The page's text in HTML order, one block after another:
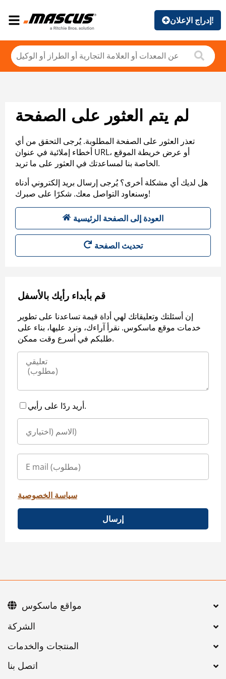
إدراج الإعلان!
لم يتم العثور على الصفحة
تعذر العثور على الصفحة المطلوبة. يُرجى التحقق من أي
أخطاء إملائية في عنوان URL، أو عرض خريطة الموقع
الخاصة بنا لمساعدتك في العثور على ما تريد.
هل لديك أي مشكلة أخرى؟ يُرجى إرسال بريد إلكتروني أدناه
وسنعاود التواصل معك. شكرًا على صبرك!
العودة إلى الصفحة الرئيسية
تحديث الصفحة
قم بأبداء رأيك بالأسفل
إن أسئلتك وتعليقاتك لهي أداة قيمة تساعدنا على تطوير
خدمات موقع ماسكوس. نقرأ آراءك، ونرد عليها، بناء على
طلبكم في أسرع وقت ممكن.
أريد ردًا على رأيي.
سياسة الخصوصية
إرسال
اتصل بنا
مواقع ماسكوس